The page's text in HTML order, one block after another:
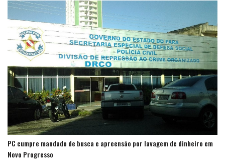
PC cumpre mandado de busca e apreensão por lavagem de dinheiro em
Novo Progresso